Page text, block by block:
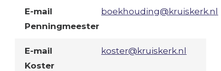
E-mail
Penningmeester
boekhouding@kruiskerk.nl
E-mail
Koster
koster@kruiskerk.nl